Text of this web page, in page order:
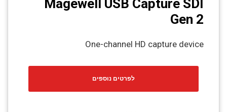
Magewell USB Capture SDI
Gen 2
One-channel HD capture device
לפרטים נוספים